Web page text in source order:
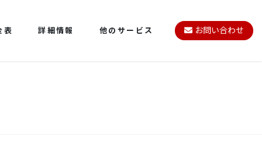
表 詳細情報 他のサービス お問い合わせ